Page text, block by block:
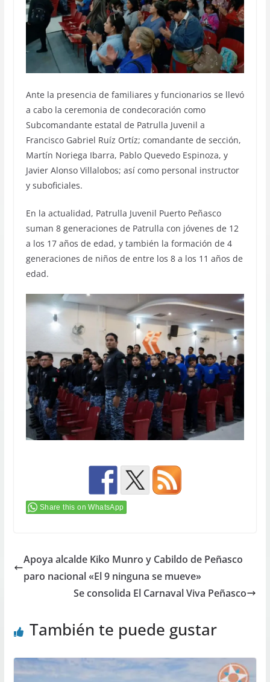
Ante la presencia de familiares y funcionarios se llevó
a cabo la ceremonia de condecoración como
Subcomandante estatal de Patrulla Juvenil a
Francisco Gabriel Ruíz Ortíz; comandante de sección,
Martín Noriega Ibarra, Pablo Quevedo Espinoza, y
Javier Alonso Villalobos; así como personal instructor
y suboficiales.
En la actualidad, Patrulla Juvenil Puerto Peñasco
suman 8 generaciones de Patrulla con jóvenes de 12
a los 17 años de edad, y también la formación de 4
generaciones de niños de entre los 8 a los 11 años de
edad.
Share this on WhatsApp
Apoya alcalde Kiko Munro y Cabildo de Peñasco
paro nacional «El 9 ninguna se mueve»
Se consolida El Carnaval Viva Peñasco
También te puede gustar